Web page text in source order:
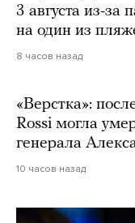
3 августа из-за
на один из
8 часов назад
«Верстка»:
Rossi могла
генерала
10 часов назад